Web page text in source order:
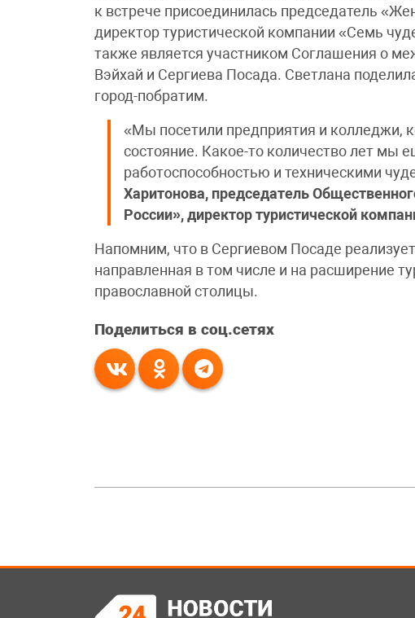
к встрече присоединилась председатель
директор туристической компании «Семь
также является участником Соглашения о
Вэйхай и Сергиева Посада. Светлана
город-побратим.
«Мы посетили предприятия и колледжи,
состояние. Какое-то количество лет мы
работоспособностью и техническими
Харитонова, председатель
России», директор туристической
Напомним, что в Сергиевом Посаде
направленная в том числе и на расширение
православной столицы.
Поделиться в соц.сетях